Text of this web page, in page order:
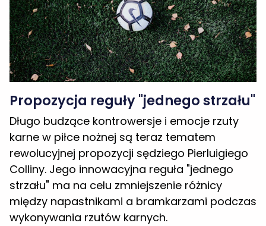
Propozycja reguły "jednego strzału"
Długo budzące kontrowersje i emocje rzuty
karne w piłce nożnej są teraz tematem
rewolucyjnej propozycji sędziego Pierluigiego
Colliny. Jego innowacyjna reguła "jednego
strzału" ma na celu zmniejszenie różnicy
między napastnikami a bramkarzami podczas
wykonywania rzutów karnych.